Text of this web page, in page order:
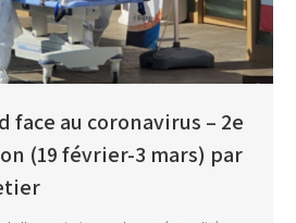
face au coronavirus – 2e
(19 février-3 mars) par